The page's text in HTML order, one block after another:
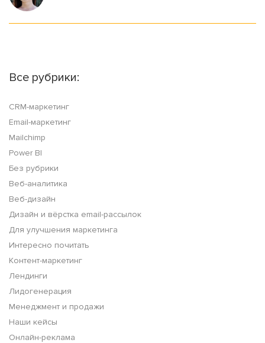
Все рубрики:
CRM-маркетинг
Email-маркетинг
Mailchimp
Power BI
Без рубрики
Веб-аналитика
Веб-дизайн
Дизайн и вёрстка email-рассылок
Для улучшения маркетинга
Интересно почитать
Контент-маркетинг
Лендинги
Лидогенерация
Менеджмент и продажи
Наши кейсы
Онлайн-реклама